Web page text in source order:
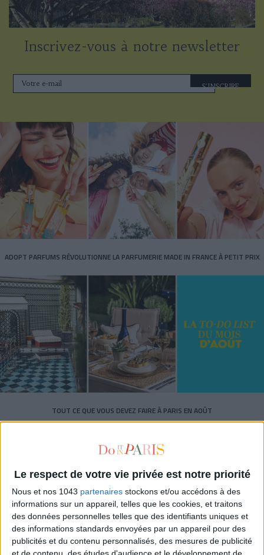
Le respect de votre vie privée est notre priorité
Nous et nos 1043 partenaires stockons et/ou accédons à des
informations sur un appareil, telles que les cookies, et traitons
des données personnelles telles que des identifiants uniques et
des informations standards envoyées par un appareil pour des
publicités et du contenu personnalisés, des mesures de publicité
Inscrivez-vous à notre newsletter
S'INSCRIRE
ADOPT PARFUMS RÉVOLUTIONNE LA PARFUMERIE MADE IN FRANCE À PETIT PRIX
TOUT CE QUE VOUS DEVEZ FAIRE À PARIS EN AOÛT